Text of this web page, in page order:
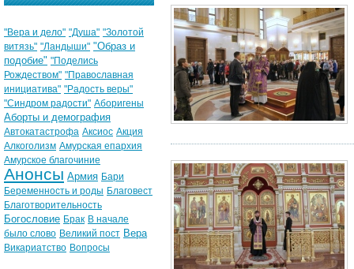
"Вера и дело" "Душа" "Золотой
витязь" "Ландыши" "Образ и
подобие" "Поделись
Рождеством" "Православная
инициатива" "Радость веры"
"Синдром радости" Аборигены
Аборты и демография
Автокатастрофа Аксиос Акция
Алкоголизм Амурская епархия
Амурское благочиние
Анонсы Армия Бари
Беременность и роды Благовест
Благотворительность
Богословие Брак В начале
было слово Великий пост Вера
Викариатство Вопросы